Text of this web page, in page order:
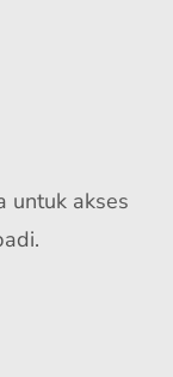
untuk akses